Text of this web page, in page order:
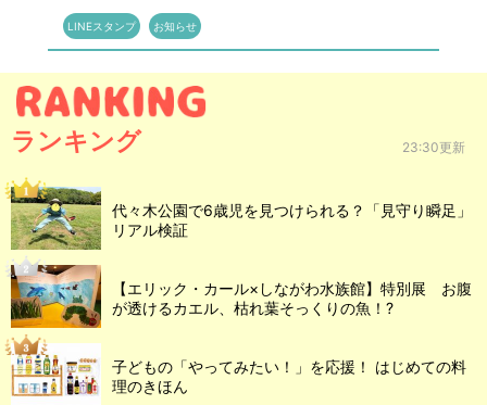
LINEスタンプ お知らせ
ランキング 23:30更新
代々木公園で6歳児を見つけられる？「見守り瞬足」
リアル検証
【エリック・カール×しながわ水族館】特別展 お腹
が透けるカエル、枯れ葉そっくりの魚！?
子どもの「やってみたい！」を応援！ はじめての料
理のきほん